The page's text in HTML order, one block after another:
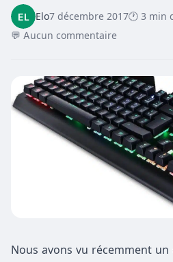
Elo7 décembre 2017🕐 3 min
💬 Aucun commentaire
Nous avons vu récemment